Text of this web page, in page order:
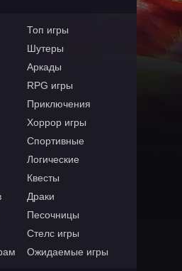
Топ игры
Шутеры
Аркады
RPG игры
Приключения
Хоррор игры
Спортивные
Логические
Квесты
Драки
Песочницы
Стелс игры
Ожидаемые игры